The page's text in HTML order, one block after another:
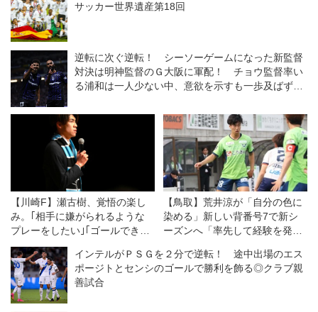
サッカー世界遺産第18回
逆転に次ぐ逆転！ シーソーゲームになった新監督
対決は明神監督のＧ大阪に軍配！ チョウ監督率い
る浦和は一人少ない中、意欲を示すも一歩及ばず
【川崎F】瀬古樹、覚悟の楽し
み。｢相手に嫌がられるような
プレーをしたい｣｢ゴールできる
選手になりたい｣
【鳥取】荒井涼が「自分の色に
染める」新しい背番号7で新シ
ーズンへ「率先して経験を発揮
インテルがＰＳＧを２分で逆転！ 途中出場のエス
ポージトとセンシのゴールで勝利を飾る◎クラブ親
善試合